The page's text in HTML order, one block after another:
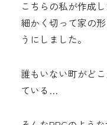
こちらの私が作成
細かく切って家の
うにしました。
誰もいない町がど
ている…